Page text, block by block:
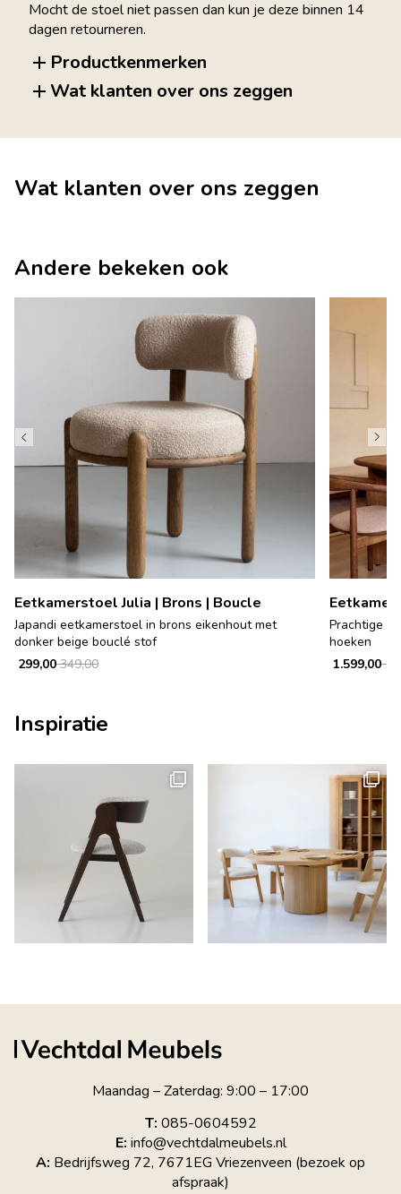
Mocht de stoel niet passen dan kun je deze binnen 14
dagen retourneren.
Productkenmerken
Wat klanten over ons zeggen
Wat klanten over ons zeggen
Andere bekeken ook
Eetkamerstoel Julia | Brons | Boucle
Japandi eetkamerstoel in brons eikenhout met
donker beige bouclé stof
349,00
299,00
Prachtige
hoeken
1.599,00
Inspiratie
Maandag – Zaterdag: 9:00 – 17:00
T: 085-0604592
E: info@vechtdalmeubels.nl
A: Bedrijfsweg 72, 7671EG Vriezenveen (bezoek op
afspraak)